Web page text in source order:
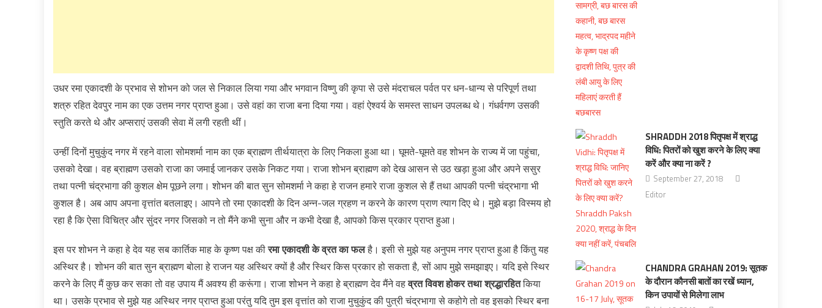
उधर रमा एकादशी के प्रभाव से शोभन को जल से निकाल लिया गया और भगवान विष्णु की कृपा से उसे मंदराचल पर्वत पर धन-धान्य से परिपूर्ण तथा
शत्रु रहित देवपुर नाम का एक उत्तम नगर प्राप्त हुआ। उसे वहां का राजा बना दिया गया। वहां ऐश्वर्य के समस्त साधन उपलब्ध थे। गंधर्वगण उसकी
स्तुति करते थे और अप्सराएं उसकी सेवा में लगी रहती थीं।
उन्हीं दिनों मुचुकुंद नगर में रहने वाला सोमशर्मा नाम का एक ब्राह्मण तीर्थयात्रा के लिए निकला हुआ था। घूमते-घूमते वह शोभन के राज्य में जा पहुंचा,
उसको देखा। वह ब्राह्मण उसको राजा का जमाई जानकर उसके निकट गया। राजा शोभन ब्राह्मण को देख आसन से उठ खड़ा हुआ और अपने ससुर
तथा पत्‍नी चंद्रभागा की कुशल क्षेम पूछने लगा। शोभन की बात सुन सोमशर्मा ने कहा हे राजन हमारे राजा कुशल से हैं तथा आपकी पत्नी चंद्रभागा भी
कुशल है। अब आप अपना वृत्तांत बतलाइए। आपने तो रमा एकादशी के दिन अन्न-जल ग्रहण न करने के कारण प्राण त्याग दिए थे। मुझे बड़ा विस्मय हो
रहा है कि ऐसा विचित्र और सुंदर नगर जिसको न तो मैंने कभी सुना और न कभी देखा है, आपको किस प्रकार प्राप्त हुआ।
इस पर शोभन ने कहा हे देव यह सब कार्तिक माह के कृष्ण पक्ष कीरमा एकादशी के व्रत का फलहै। इसी से मुझे यह अनुपम नगर प्राप्त हुआ है किंतु यह
अस्थिर है। शोभन की बात सुन ब्राह्मण बोला हे राजन यह अस्थिर क्यों है और स्थिर किस प्रकार हो सकता है, सों आप मुझे समझाइए। यदि इसे स्थिर
करने के लिए मैं कुछ कर सका तो वह उपाय मैं अवश्य ही करूंगा। राजा शोभन ने कहा हे ब्राह्मण देव मैंने वहव्रत विवश होकर तथा श्रद्धारहितकिया
था। उसके प्रभाव से मुझे यह अस्थिर नगर प्राप्त हुआ परंतु यदि तुम इस वृत्तांत को राजा मुचुकुंद की पुत्री चंद्रभागा से कहोगे तो वह इसको स्थिर बना
SHRADDH 2018 पितृपक्ष में श्राद्ध
विधि: पितरों को खुश करने के लिए क्या
करें और क्या ना करें ?
September 27, 2018
Editor
CHANDRA GRAHAN 2019: सूतक
के दौरान कौनसी बातों का रखें ध्यान,
किन उपायों से मिलेगा लाभ